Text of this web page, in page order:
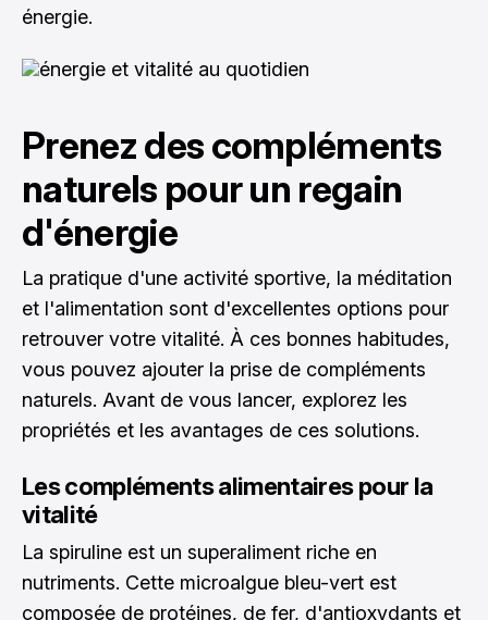
énergie.
Prenez des compléments
naturels pour un regain
d'énergie
La pratique d'une activité sportive, la méditation
et l'alimentation sont d'excellentes options pour
retrouver votre vitalité. À ces bonnes habitudes,
vous pouvez ajouter la prise de compléments
naturels. Avant de vous lancer, explorez les
propriétés et les avantages de ces solutions.
Les compléments alimentaires pour la
vitalité
La spiruline est un superaliment riche en
nutriments. Cette microalgue bleu-vert est
composée de protéines, de fer, d'antioxydants et